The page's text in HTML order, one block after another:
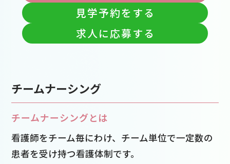
見学予約をする
求人に応募する
チームナーシング
チームナーシングとは
看護師をチーム毎にわけ、チーム単位で一定数の
患者を受け持つ看護体制です。